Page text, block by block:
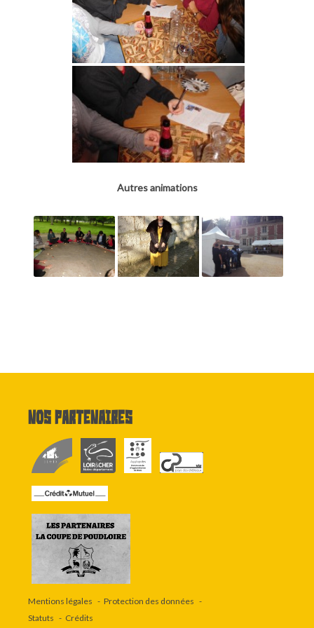
Autres animations
Nos partenaires
Mentions légales
Protection des données
Statuts
Crédits